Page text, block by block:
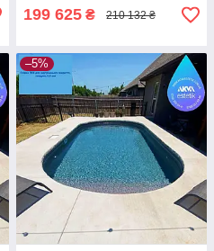
199 625 ₴ 210 132 ₴
–5%